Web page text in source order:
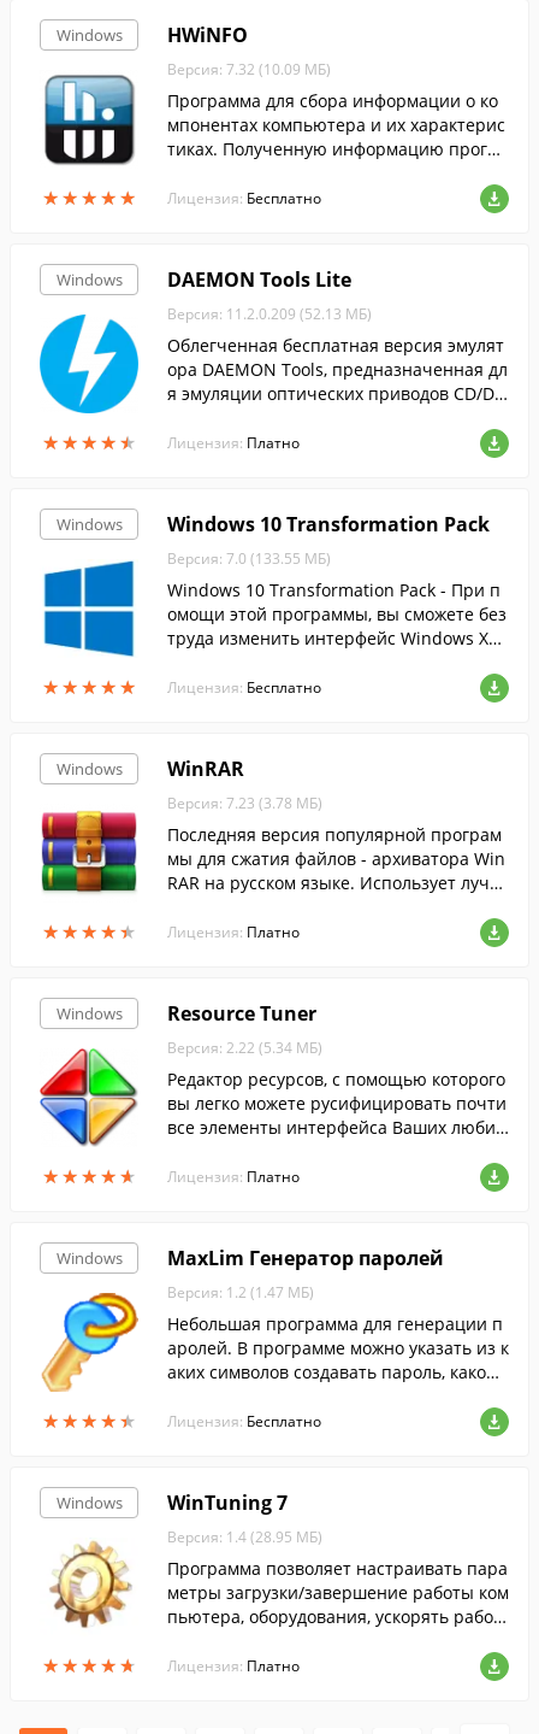
Windows
★★★★★
★★★★★
HWiNFO
Версия: 7.32 (10.09 МБ)
Программа для сбора информации о ко
мпонентах компьютера и их характерис
тиках. Полученную информацию програ
ML и HTML.
Лицензия: Бесплатно
Windows
★★★★★
★★★★★
DAEMON Tools Lite
Версия: 11.2.0.209 (52.13 МБ)
Облегченная бесплатная версия эмулят
ора DAEMON Tools, предназначенная дл
я эмуляции оптических приводов CD/DV
Лицензия: Платно
Windows
★★★★★
★★★★★
Windows 10 Transformation Pack
Версия: 7.0 (133.55 МБ)
Windows 10 Transformation Pack - При п
омощи этой программы, вы сможете без
труда изменить интерфейс Windows XP,
нтерфейс десятки.
Лицензия: Бесплатно
Windows
★★★★★
★★★★★
WinRAR
Версия: 7.23 (3.78 МБ)
Последняя версия популярной програм
мы для сжатия файлов - архиватора Win
RAR на русском языке. Использует лучш
Лицензия: Платно
Windows
★★★★★
★★★★★
Resource Tuner
Версия: 2.22 (5.34 МБ)
Редактор ресурсов, с помощью которого
вы легко можете русифицировать почти
все элементы интерфейса Ваших любим
из них иконки и другую графику.
Лицензия: Платно
Windows
★★★★★
★★★★★
MaxLim Генератор паролей
Версия: 1.2 (1.47 МБ)
Небольшая программа для генерации п
аролей. В программе можно указать из к
аких символов создавать пароль, какой
Лицензия: Бесплатно
Windows
★★★★★
★★★★★
WinTuning 7
Версия: 1.4 (28.95 МБ)
Программа позволяет настраивать пара
метры загрузки/завершение работы ком
пьютера, оборудования, ускорять работ
скрытые настройки Windows 7.
Лицензия: Платно